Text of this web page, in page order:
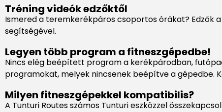
Tréning videók edzőktől
Ismered a teremkerékpáros csoportos órákat? Edzők
segítségével.
Legyen több program a fitneszgépedbe!
Nincs elég beépített program a kerékpárodban,
programokat, melyek nincsenek beépítve a gépedbe.
Milyen fitneszgépekkel kompatibilis?
A Tunturi Routes számos Tunturi eszközzel